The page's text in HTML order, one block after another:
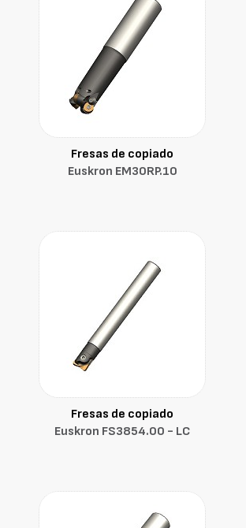
Fresas de copiado
Euskron EM30RP.10
Fresas de copiado
Euskron FS3854.00 - LC